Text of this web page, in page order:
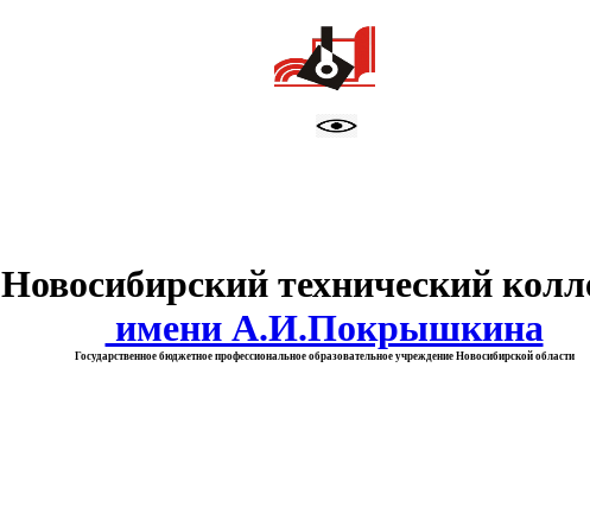
Новосибирский технический
имени А.И.Покрышкина
Государственное бюджетное профессиональное образовательное учреждение Новосибирской области